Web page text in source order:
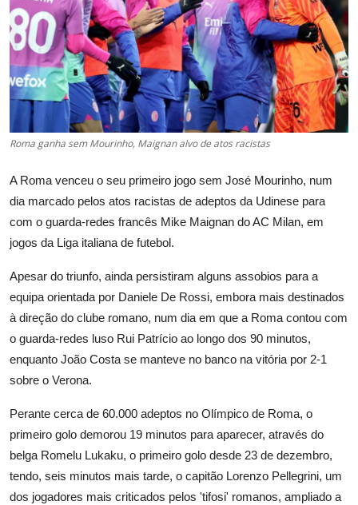
Roma ganha sem Mourinho, Maignan alvo de atos racistas
A Roma venceu o seu primeiro jogo sem José Mourinho, num
dia marcado pelos atos racistas de adeptos da Udinese para
com o guarda-redes francês Mike Maignan do AC Milan, em
jogos da Liga italiana de futebol.
Apesar do triunfo, ainda persistiram alguns assobios para a
equipa orientada por Daniele De Rossi, embora mais destinados
à direção do clube romano, num dia em que a Roma contou com
o guarda-redes luso Rui Patrício ao longo dos 90 minutos,
enquanto João Costa se manteve no banco na vitória por 2-1
sobre o Verona.
Perante cerca de 60.000 adeptos no Olímpico de Roma, o
primeiro golo demorou 19 minutos para aparecer, através do
belga Romelu Lukaku, o primeiro golo desde 23 de dezembro,
tendo, seis minutos mais tarde, o capitão Lorenzo Pellegrini, um
dos jogadores mais criticados pelos 'tifosi' romanos, ampliado a